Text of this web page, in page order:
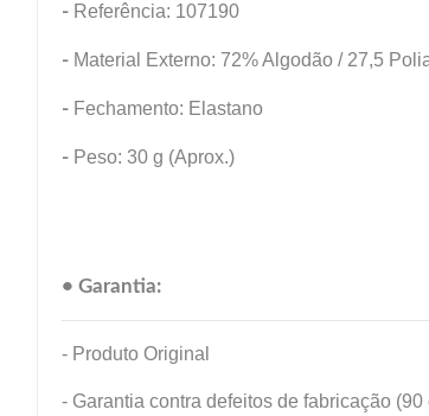
- Referência: 107190
- Material Externo: 72% Algodão / 27,5
- Fechamento: Elastano
- Peso: 30 g (Aprox.)
• Garantia:
- Produto Original
- Garantia contra defeitos de fabricação (90